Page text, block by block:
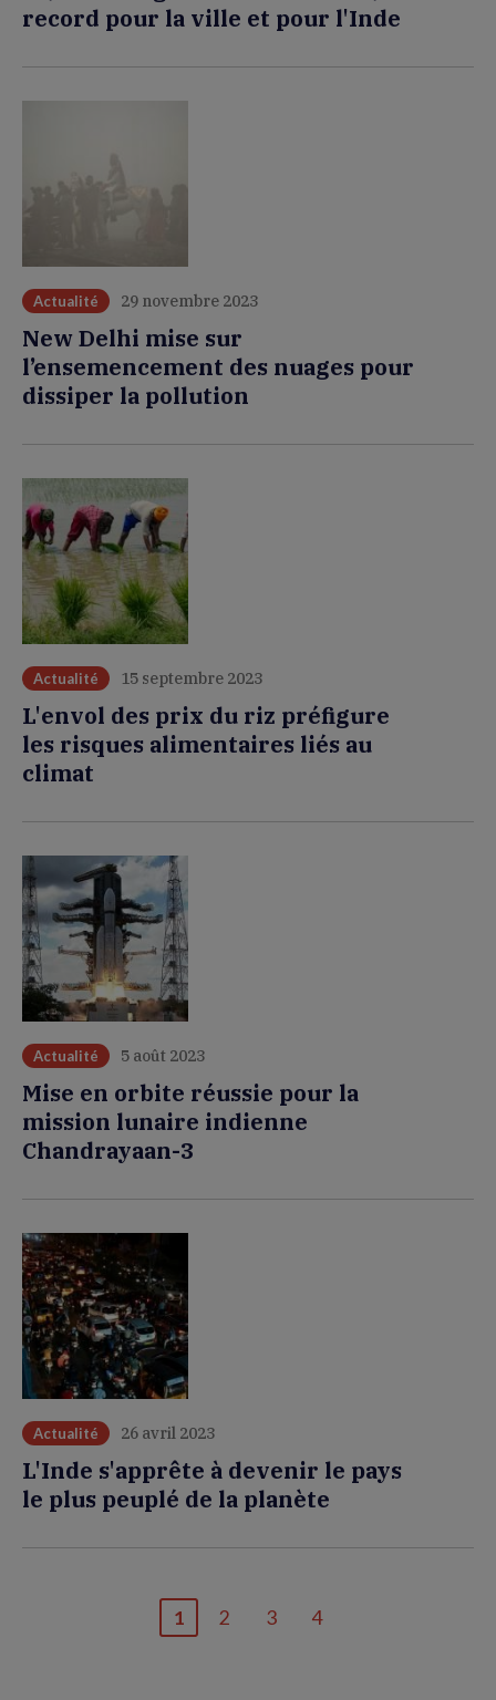
record pour la ville et pour l'Inde
Actualité 29 novembre 2023
New Delhi mise sur
l’ensemencement des nuages pour
dissiper la pollution
Actualité 15 septembre 2023
L'envol des prix du riz préfigure
les risques alimentaires liés au
climat
Actualité 5 août 2023
Mise en orbite réussie pour la
mission lunaire indienne
Chandrayaan-3
Actualité 26 avril 2023
L'Inde s'apprête à devenir le pays
le plus peuplé de la planète
Page
1 Page
2 Page
3
Dernière
4